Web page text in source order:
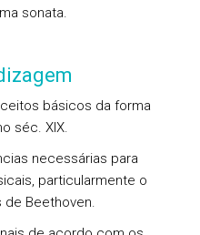
sonata.
básicos da forma
séc. XIX.
necessárias para
particularmente o
de Beethoven.